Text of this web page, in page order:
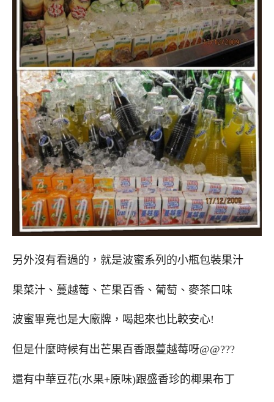
另外沒有看過的，就是波蜜系列的小瓶包裝果汁
果菜汁、蔓越莓、芒果百香、葡萄、麥茶口味
波蜜畢竟也是大廠牌，喝起來也比較安心!
但是什麼時候有出芒果百香跟蔓越莓呀@@???
還有中華豆花(水果+原味)跟盛香珍的椰果布丁